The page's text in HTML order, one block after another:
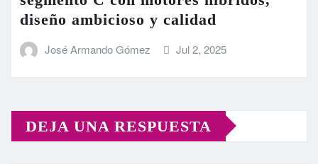
diseño ambicioso y calidad
José Armando Gómez Jul 2, 2025
DEJA UNA RESPUESTA